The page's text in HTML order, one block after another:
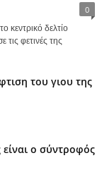
0
κεντρικό δελτίο
φετινές της
του γιου της
ο σύντροφός